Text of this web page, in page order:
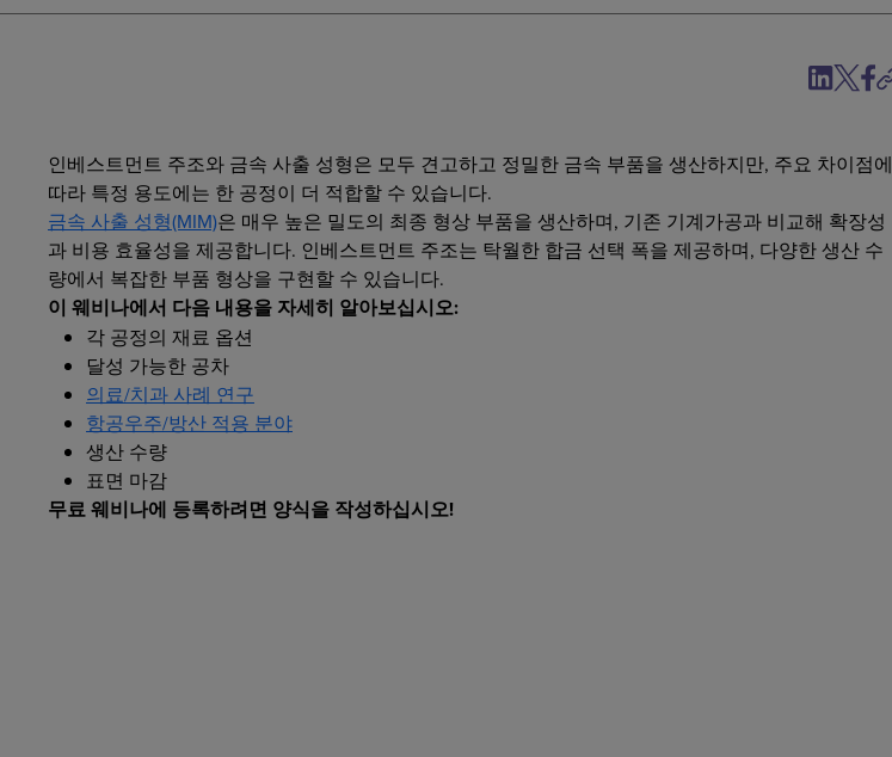
인베스트먼트 주조와 금속 사출 성형은 모두 견고하고 정밀한 금속 부품을 생산하지만, 주요 차이점에
따라 특정 용도에는 한 공정이 더 적합할 수 있습니다.
금속 사출 성형(MIM)은 매우 높은 밀도의 최종 형상 부품을 생산하며, 기존 기계가공과 비교해 확장성
과 비용 효율성을 제공합니다. 인베스트먼트 주조는 탁월한 합금 선택 폭을 제공하며, 다양한 생산 수
량에서 복잡한 부품 형상을 구현할 수 있습니다.
이 웨비나에서 다음 내용을 자세히 알아보십시오:
각 공정의 재료 옵션
달성 가능한 공차
의료/치과 사례 연구
항공우주/방산 적용 분야
생산 수량
표면 마감
무료 웨비나에 등록하려면 양식을 작성하십시오!